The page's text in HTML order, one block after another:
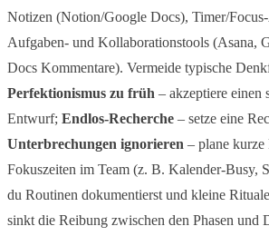
Notizen (Notion/Google Docs), Timer/
Aufgaben- und Kollaborationstools (Asana,
Docs Kommentare). Vermeide typische
Perfektionismus zu früh – akzeptiere einen
Entwurf; Endlos-Recherche – setze eine
Unterbrechungen ignorieren – plane kurze
Fokuszeiten im Team (z. B. Kalender-Busy,
du Routinen dokumentierst und kleine
sinkt die Reibung zwischen den Phasen und